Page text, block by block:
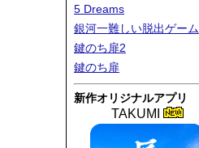
5 Dreams
銀河一難しい脱出ゲーム
鍵のち扉2
鍵のち扉
新作オリジナルアプリ
TAKUMI